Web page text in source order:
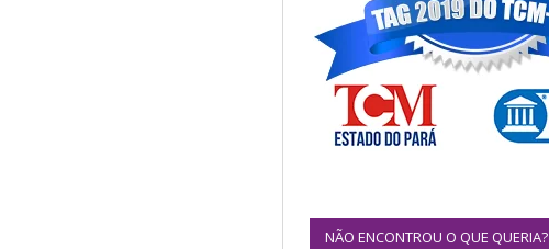
NÃO ENCONTROU O QUE QUERIA?